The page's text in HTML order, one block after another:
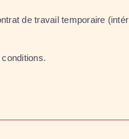
de travail temporaire